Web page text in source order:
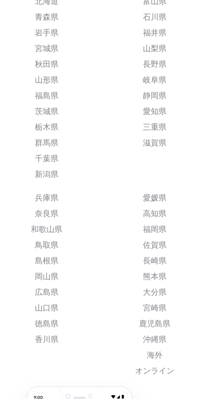
青森県
岩手県
宮城県
秋田県
山形県
福島県
茨城県
栃木県
群馬県
千葉県
新潟県
石川県
福井県
山梨県
長野県
岐阜県
静岡県
愛知県
三重県
滋賀県
兵庫県
奈良県
和歌山県
鳥取県
島根県
岡山県
広島県
山口県
徳島県
香川県
愛媛県
高知県
福岡県
佐賀県
長崎県
熊本県
大分県
宮崎県
鹿児島県
沖縄県
海外
オンライン